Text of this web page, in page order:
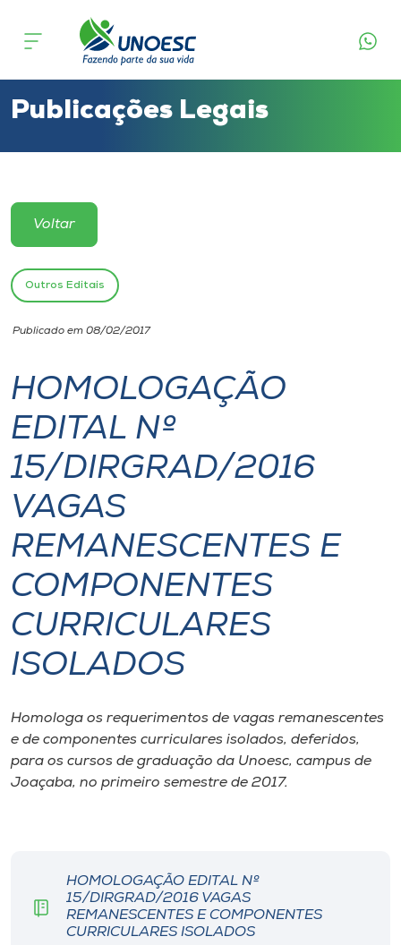
Cursos
Atendimento ao Estudante
Portal de Ensino
Unoesc
Internacionalização
I.nova
Diplomados
Cultura
CPA
Biblioteca
Rádio
Publicações Legais
Voltar
Outros Editais
Publicado em 08/02/2017
HOMOLOGAÇÃO
EDITAL Nº
15/DIRGRAD/2016
VAGAS
REMANESCENTES E
COMPONENTES
CURRICULARES
ISOLADOS
Homologa os requerimentos de vagas remanescentes
e de componentes curriculares isolados, deferidos,
para os cursos de graduação da Unoesc, campus de
Joaçaba, no primeiro semestre de 2017.
HOMOLOGAÇÃO EDITAL Nº
15/DIRGRAD/2016 VAGAS
REMANESCENTES E COMPONENTES
CURRICULARES ISOLADOS